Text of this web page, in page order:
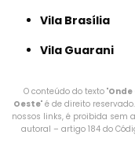
Vila Brasília
Vila Guarani
O conteúdo do texto "
Oeste" é de direito
nossos links, é proibida sem
autoral – artigo 184 do